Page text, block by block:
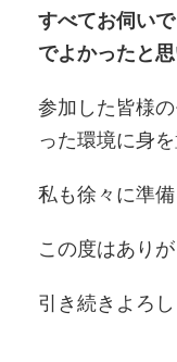
すべてお伺い
でよかったと思
参加した皆様
った環境に身
私も徐々に準
この度はあり
引き続きよろ